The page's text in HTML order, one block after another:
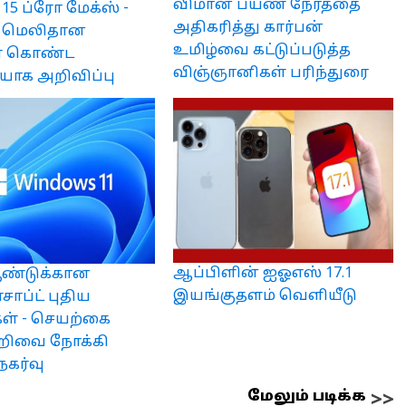
ப்ரோ மேக்ஸ் -
கொண்ட
அறிவிப்பு
விமான பயண நேரத்தை
அதிகரித்து கார்பன்
உமிழ்வை கட்டுப்படுத்த
விஞ்ஞானிகள் பரிந்துரை
புதிய
- செயற்கை
நோக்கி
ஆப்பிளின் ஐஓஎஸ் 17.1
இயங்குதளம் வெளியீடு
மேலும் படிக்க